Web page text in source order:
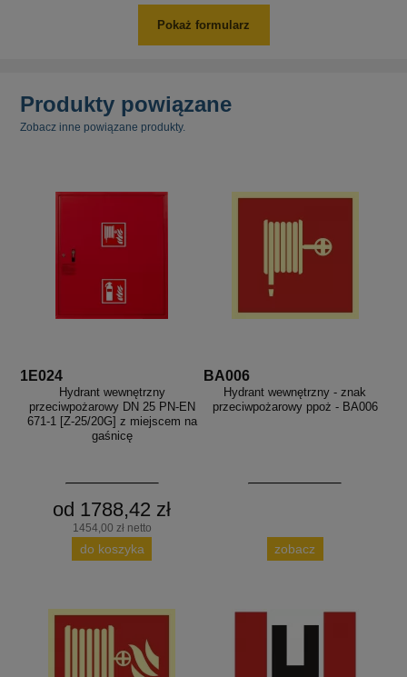
Pokaż formularz
Produkty powiązane
Zobacz inne powiązane produkty.
1E024
Hydrant wewnętrzny
przeciwpożarowy DN 25 PN-EN
671-1 [Z-25/20G] z miejscem na
gaśnicę
od 1788,42 zł
1454,00 zł netto
do koszyka
BA006
Hydrant wewnętrzny - znak
przeciwpożarowy ppoż - BA006
zobacz